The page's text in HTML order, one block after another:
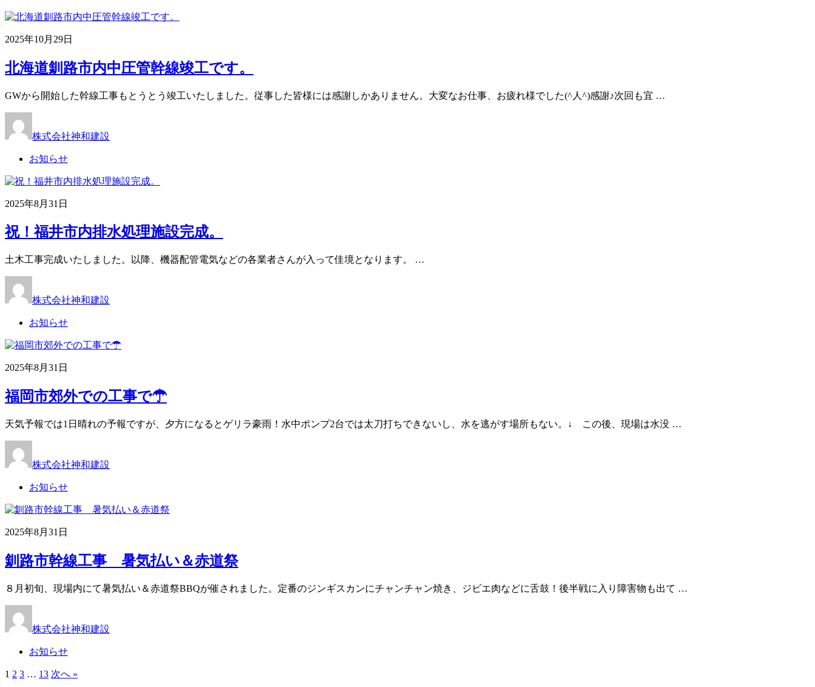
2025年10月29日
北海道釧路市内中圧管幹線竣工です。
GWから開始した幹線工事もとうとう竣工いたしました。従事した皆様には感謝しかありません。大変なお仕事、お疲れ様でした(^人^)感謝♪次回も宜 …
株式会社神和建設
お知らせ
2025年8月31日
祝！福井市内排水処理施設完成。
土木工事完成いたしました。以降、機器配管電気などの各業者さんが入って佳境となります。 …
株式会社神和建設
お知らせ
2025年8月31日
福岡市郊外での工事で☂
天気予報では1日晴れの予報ですが、夕方になるとゲリラ豪雨！水中ポンプ2台では太刀打ちできないし、水を逃がす場所もない。↓ この後、現場は水没 …
株式会社神和建設
お知らせ
2025年8月31日
釧路市幹線工事 暑気払い＆赤道祭
８月初旬、現場内にて暑気払い＆赤道祭BBQが催されました。定番のジンギスカンにチャンチャン焼き、ジビエ肉などに舌鼓！後半戦に入り障害物も出て …
株式会社神和建設
お知らせ
1 2 3 … 13 次へ »